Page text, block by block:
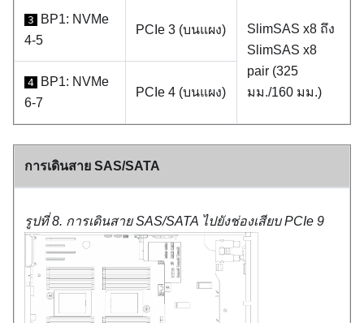
3
BP1: NVMe
4-5
PCIe 3 (บนแผง)
SlimSAS x8 ถึง
SlimSAS x8
pair (325
มม./160 มม.)
4
BP1: NVMe
6-7
PCIe 4 (บนแผง)
การเดินสาย SAS/SATA
รูปที่ 8. การเดินสาย SAS/SATA ไปยังช่องเสียบ PCIe 9